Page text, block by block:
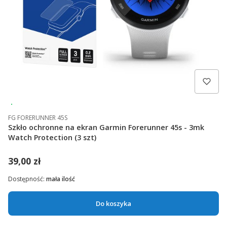
FG FORERUNNER 45S
Szkło ochronne na ekran Garmin Forerunner 45s - 3mk
Watch Protection (3 szt)
39,00 zł
Do koszyka
Dostępność: mała ilość